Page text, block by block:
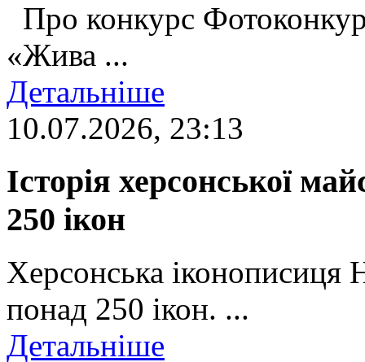
Про конкурс
«Жива ...
Детальніше
10.07.2026, 23:13
Історія херсонської
250 ікон
Херсонська іконописиця
понад 250 ікон. ...
Детальніше